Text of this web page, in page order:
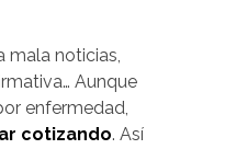
mala noticias,
Aunque
enfermedad,
cotizando. Así